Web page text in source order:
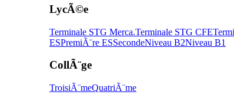
LycÃ©e
Terminale STG Merca.Terminale STG CFE
ESPremiÃ¨re ESSecondeNiveau B2Niveau B1
CollÃ¨ge
TroisiÃ¨meQuatriÃ¨me